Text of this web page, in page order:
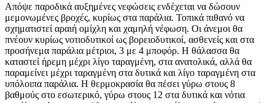
Απόψε παροδικά αυξημένες νεφώσεις ενδέχεται να δώσουν
μεμονωμένες βροχές, κυρίως στα παράλια. Τοπικά πιθανό να
σχηματιστεί αραιή ομίχλη και χαμηλή νέφωση. Οι άνεμοι θα
πνέουν κυρίως νοτιοδυτικοί ως βορειοδυτικοί, ασθενείς και στα
προσήνεμα παράλια μέτριοι, 3 με 4 μποφόρ. Η θάλασσα θα
καταστεί ήρεμη μέχρι λίγο ταραγμένη, στα ανατολικά, αλλά θα
παραμείνει μέχρι ταραγμένη στα δυτικά και λίγο ταραγμένη στα
υπόλοιπα παράλια. Η θερμοκρασία θα πέσει γύρω στους 8
βαθμούς στο εσωτερικό, γύρω στους 12 στα δυτικά και νότια